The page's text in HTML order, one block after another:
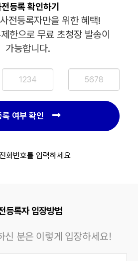
등록 확인하기
전등록자만을 위한 혜택!
한으로 무료 초청장 발송이
가능합니다.
록 여부 확인
화번호를 입력하세요
등록자 입장방법
신 분은 이렇게 입장하세요!